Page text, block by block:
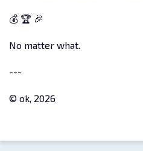
💰 🏆 🎉
No matter what.
---
© ok, 2026